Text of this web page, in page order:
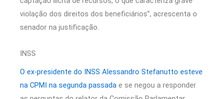
violação dos direitos dos beneficiários”, acrescenta o
senador na justificação.
INSS
O ex-presidente do INSS Alessandro Stefanutto esteve
na CPMI na segunda passada e se negou a responder